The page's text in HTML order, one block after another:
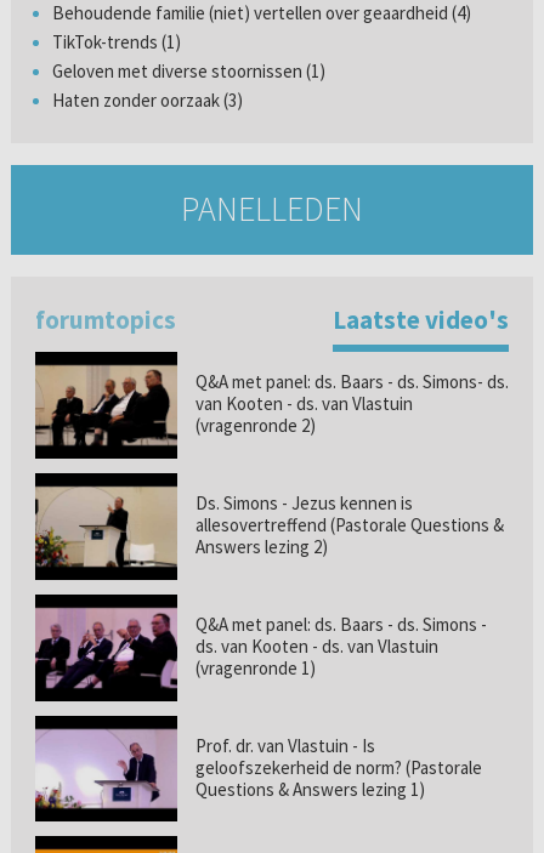
Behoudende familie (niet) vertellen over geaardheid (4)
TikTok-trends (1)
Geloven met diverse stoornissen (1)
Haten zonder oorzaak (3)
PANELLEDEN
forumtopics Laatste video's
Q&A met panel: ds. Baars - ds. Simons- ds.
van Kooten - ds. van Vlastuin
(vragenronde 2)
Ds. Simons - Jezus kennen is
allesovertreffend (Pastorale Questions &
Answers lezing 2)
Q&A met panel: ds. Baars - ds. Simons -
ds. van Kooten - ds. van Vlastuin
(vragenronde 1)
Prof. dr. van Vlastuin - Is
geloofszekerheid de norm? (Pastorale
Questions & Answers lezing 1)